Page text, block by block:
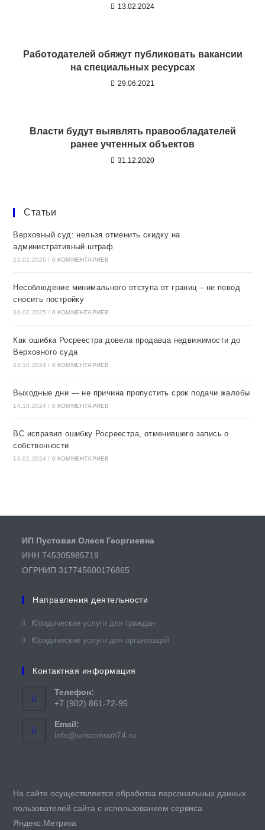
13.02.2024
Работодателей обяжут публиковать вакансии
на специальных ресурсах
29.06.2021
Власти будут выявлять правообладателей
ранее учтенных объектов
31.12.2020
Статьи
Верховный суд: нельзя отменить скидку на
административный штраф
22.01.2026 / 0 КОММЕНТАРИЕВ
Несоблюдение минимального отступа от границ – не повод
сносить постройку
30.07.2025 / 0 КОММЕНТАРИЕВ
Как ошибка Росреестра довела продавца недвижимости до
Верховного суда
24.10.2024 / 0 КОММЕНТАРИЕВ
Выходные дни — не причина пропустить срок подачи жалобы
14.10.2024 / 0 КОММЕНТАРИЕВ
ВС исправил ошибку Росреестра, отменившего запись о
собственности
16.02.2024 / 0 КОММЕНТАРИЕВ
ИП Пустовая Олеся Георгиевна
ИНН 745305985719
ОГРНИП 317745600176865
Направления деятельности
Юридические услуги для граждан​
Юридические услуги для организаций
Контактная информация
Телефон:
+7 (902) 861-72-95
Email:
info@urisconsult74.ru
На сайте осуществляется обработка персональных данных
пользователей сайта с использованием сервиса
Яндекс.Метрика